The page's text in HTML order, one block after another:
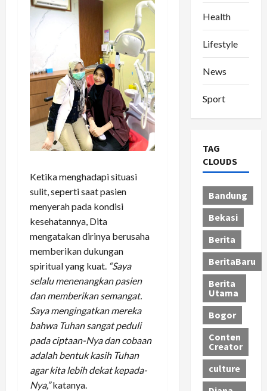
Ketika menghadapi situasi
sulit, seperti saat pasien
menyerah pada kondisi
kesehatannya, Dita
mengatakan dirinya berusaha
memberikan dukungan
spiritual yang kuat. “Saya
selalu menenangkan pasien
dan memberikan semangat.
Saya mengingatkan mereka
bahwa Tuhan sangat peduli
pada ciptaan-Nya dan cobaan
adalah bentuk kasih Tuhan
agar kita lebih dekat kepada-
Nya,”katanya.
Health
Lifestyle
News
Sport
TAG
CLOUDS
Bandung
Bekasi
Berita
BeritaBaru
Berita
Utama
Bogor
Conten
Creator
culture